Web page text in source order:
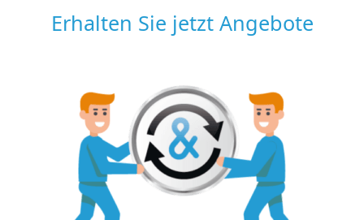
Erhalten Sie jetzt Angebote